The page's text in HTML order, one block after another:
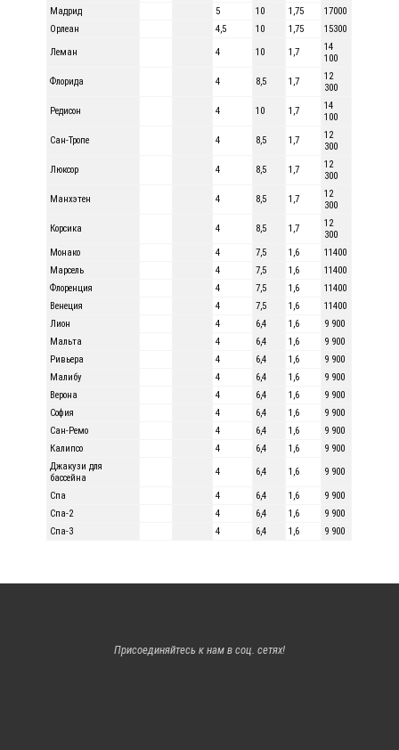
Мадрид
5 10 1,75
17000
Орлеан
4,5 10 1,75
15300
Леман
4 10 1,7
14
100
Флорида
4 8,5 1,7
12
300
Редисон
4 10 1,7
14
100
Сан-Тропе
4 8,5 1,7
12
300
Люксор
4 8,5 1,7
12
300
Манхэтен
4 8,5 1,7
12
300
Корсика
4 8,5 1,7
12
300
Монако
4 7,5 1,6
11400
Марсель
4 7,5 1,6
11400
Флоренция
4 7,5 1,6
11400
Венеция
4 7,5 1,6
11400
Лион
4 6,4 1,6
9 900
Мальта
4 6,4 1,6
9 900
Ривьера
4 6,4 1,6
9 900
Малибу
4 6,4 1,6
9 900
Верона
4 6,4 1,6
9 900
София
4 6,4 1,6
9 900
Сан-Ремо
4 6,4 1,6
9 900
Калипсо
4 6,4 1,6
9 900
Джакузи для
бассейна
4 6,4 1,6 9 900
Спа 4 6,4 1,6
9 900
Спа-2
4 6,4 1,6
9 900
Спа-3
4 6,4 1,6 9 900
Присоединяйтесь к нам в соц. сетях!